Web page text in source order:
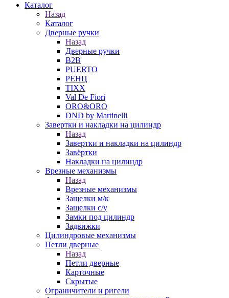
Каталог
Назад
Каталог
Дверные ручки
Назад
Дверные ручки
B2B
PUERTO
РЕНЦ
TIXX
Val De Fiori
ORO&ORO
DND by Martinelli
Завертки и накладки на цилиндр
Назад
Завертки и накладки на цилиндр
Завёртки
Накладки на цилиндр
Врезные механизмы
Назад
Врезные механизмы
Защелки м/к
Защелки с/у
Замки под цилиндр
Задвижки
Цилиндровые механизмы
Петли дверные
Назад
Петли дверные
Карточные
Скрытые
Ограничители и ригели